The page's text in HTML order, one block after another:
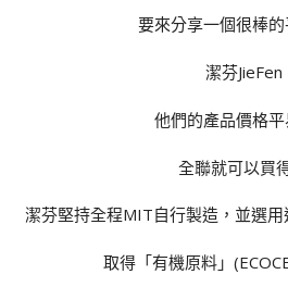
要來分享一個很棒
潔芬JieFen
他們的產品價格平
全聯就可以買
潔芬堅持全程MIT自行製造，並選
取得「有機原料」